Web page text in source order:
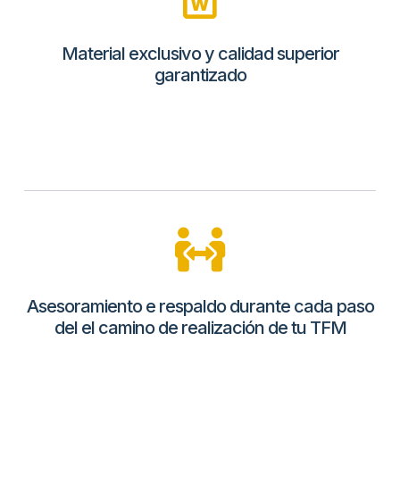
Material exclusivo y calidad superior
garantizado​
Asesoramiento e respaldo durante cada paso
del el camino de realización de tu TFM